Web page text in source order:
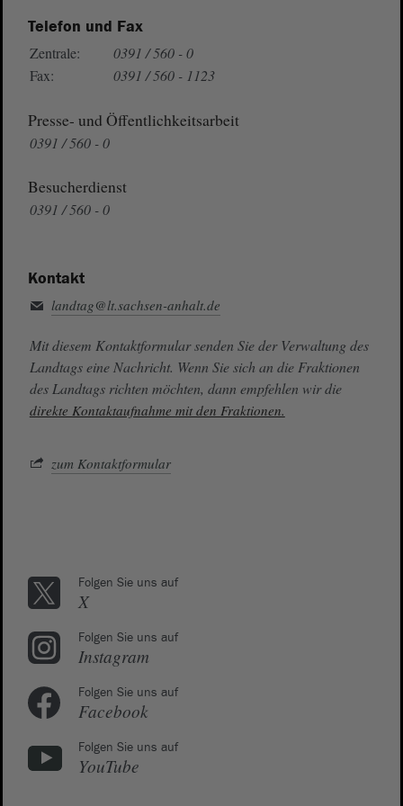
Telefon und Fax
Zentrale:
0391 / 560 - 0
Fax:
0391 / 560 - 1123
Presse- und Öffentlichkeitsarbeit
0391 / 560 - 0
Besucherdienst
0391 / 560 - 0
Kontakt
landtag@lt.sachsen-anhalt.de
Mit diesem Kontaktformular senden Sie der Verwaltung des
Landtags eine Nachricht. Wenn Sie sich an die Fraktionen
des Landtags richten möchten, dann empfehlen wir die
direkte Kontaktaufnahme mit den Fraktionen.
zum Kontaktformular
Folgen Sie uns auf
X
Folgen Sie uns auf
Instagram
Folgen Sie uns auf
Facebook
Folgen Sie uns auf
YouTube